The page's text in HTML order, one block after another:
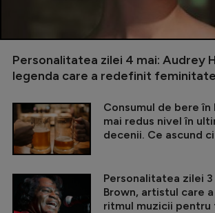
Personalitatea zilei 4 mai: Audrey
legenda care a redefinit
Consumul de bere în
mai redus nivel în
decenii. Ce ascund
Personalitatea zilei 3
Brown, artistul care
ritmul muzicii pentru